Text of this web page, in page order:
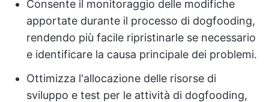
Consente il monitoraggio delle modifiche
apportate durante il processo di dogfooding,
rendendo più facile ripristinarle se necessario
e identificare la causa principale dei problemi.
Ottimizza l'allocazione delle risorse di
sviluppo e test per le attività di dogfooding,